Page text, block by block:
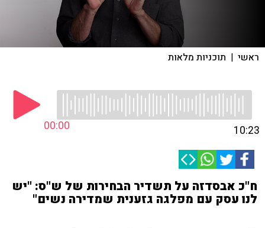
ראשי | תוכניות מלאות
00:00 10:23
ח"כ אבסדזה על תשדיר הבחירות של ש"ס: "יש
לנו עסק עם מפלגה גזענית שמדירה נשים"